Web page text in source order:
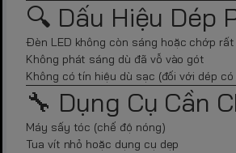
🔍 Dấu Hiệu Dép
Đèn LED không còn sáng hoặc chớp
Không phát sáng dù đã vỗ vào gót
Không có tín hiệu dù sạc (đối với dép
🔧 Dụng Cụ Cần
Máy sấy tóc (chế độ nóng)
Tua vít nhỏ hoặc dụng cụ dẹp